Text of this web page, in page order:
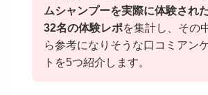
ムシャンプーを実際に体験され
32名の体験レポを集計し、その
ら参考になりそうな口コミアン
トを5つ紹介します。